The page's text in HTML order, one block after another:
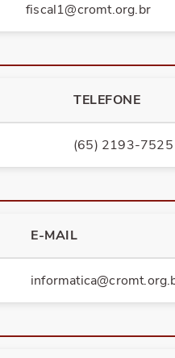
fiscal1@cromt.org.br
TELEFONE
(65) 2193-
E-MAIL